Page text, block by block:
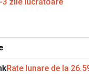
Rate lunare de la